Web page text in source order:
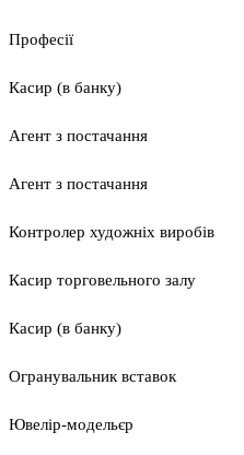
Професії
Касир (в банку)
Агент з постачання
Агент з постачання
Контролер художніх виробів
Касир торговельного залу
Касир (в банку)
Огранувальник вставок
Ювелір-модельєр